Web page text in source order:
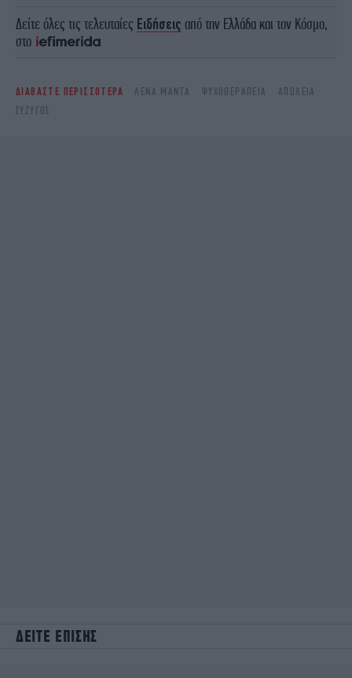
Δείτε όλες τις τελευταίες Ειδήσεις από την Ελλάδα και τον Κόσμο,
στο
ΔΙΑΒΑΣΤΕ ΠΕΡΙΣΣΟΤΕΡΑ ΛΈΝΑ ΜΑΝΤΆ ΨΥΧΟΘΕΡΑΠΕΊΑ
ΑΠΏΛΕΙΑ
ΣΎΖΥΓΟΣ
ΔΕΙΤΕ ΕΠΙΣΗΣ